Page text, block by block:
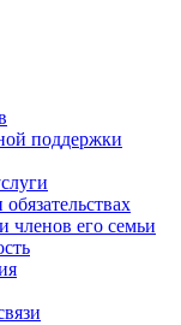
поддержки
членов его семьи